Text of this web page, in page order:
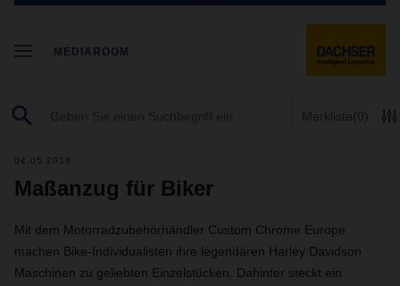
MEDIAROOM
Merkliste(0)
04.05.2016
Maßanzug für Biker
Mit dem Motorradzubehörhändler Custom Chrome Europe
machen Bike-Individualisten ihre legendären Harley Davidson
Maschinen zu geliebten Einzelstücken. Dahinter steckt ein